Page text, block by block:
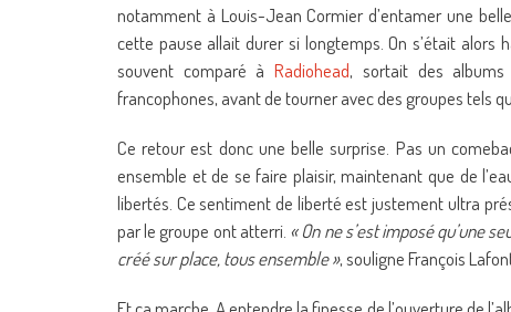
notamment à Louis-Jean Cormier d’entamer une
cette pause allait durer si longtemps. On s’était alors
souvent comparé àRadiohead, sortait des
francophones, avant de tourner avec des groupes tels
Ce retour est donc une belle surprise. Pas un
ensemble et de se faire plaisir, maintenant que de
libertés. Ce sentiment de liberté est justement ultra
par le groupe ont atterri. « On ne s’est imposé qu’une
créé sur place, tous ensemble », souligne François